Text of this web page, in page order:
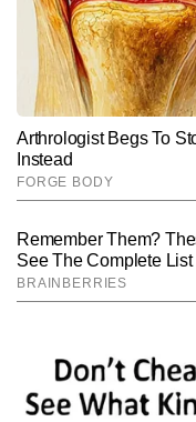
आधार पर किया जाएगा।
Hindi NewsSports
शिवम अवस्थी
शिवम् अवस्थी
खेल पत्रकारिता में
में कदम रखने के कुछ
किया और कई
2011 वनडे क्रिकेट
कवरेज किया।
Follow Us: